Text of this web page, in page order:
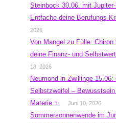
Steinbock 30.06. mit
Entfache deine Berufungs-
2026
Von Mangel zu Fülle:
deine Finanz- und
18, 2026
Neumond in Zwillinge 15.06:
Selbstzweifel –
Materie ✨
Juni 10, 2026
Sommersonnenwende im